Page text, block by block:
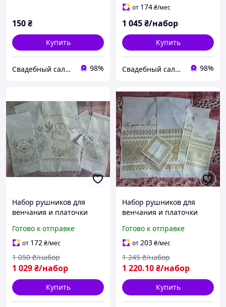
150₴
Купить
Свадебный салон "ПРИНЦЕССА" 98%
от 174₴/мес
1 045₴/набор
Купить
Свадебный салон "ПРИНЦЕССА" 98%
Набор рушников для
венчания и платочки
Готово к отправке
от 172₴/мес
1 029₴/набор
1 050 ₴/набор
Купить
Набор рушников для
венчания и платочки
Готово к отправке
от203₴/мес
1 220.10₴/набор
1 245 ₴/набор
Купить